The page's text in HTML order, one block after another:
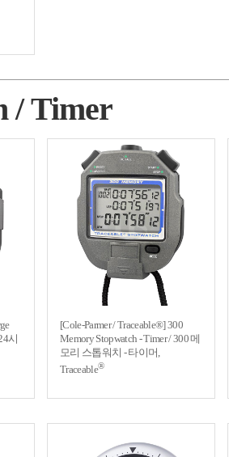
/ Timer
시
[Cole-Parmer / Traceable®] 300
Memory Stopwatch - Timer / 300 메
모리 스톱워치 - 타이머,
Traceable®